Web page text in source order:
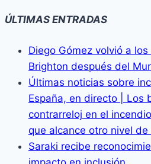
ÚLTIMAS ENTRADAS
Diego Gómez volvió a
Brighton después del
Últimas noticias sobre
España, en directo | Los
contrarreloj en el
que alcance otro nivel de
Saraki recibe